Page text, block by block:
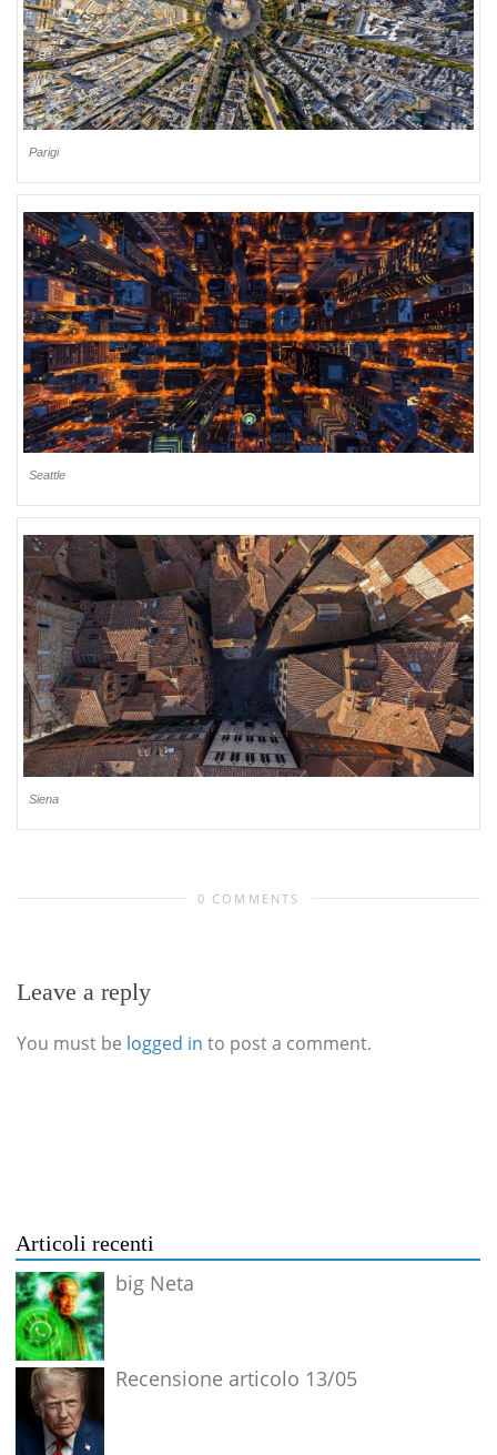
Parigi
Seattle
Siena
0 COMMENTS
Leave a reply
You must be logged in to post a comment.
Articoli recenti
big Neta
Recensione articolo 13/05